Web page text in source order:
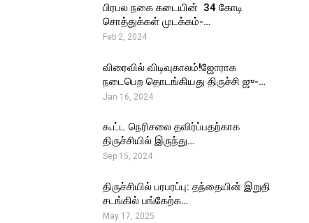
பிரபல நகை கடையின் ₹ 34 கோடி
சொத்துக்கள் முடக்கம்-…
Feb 2, 2024
விரைவில் விடிவுகாலம்!ஜோராக
நடைபெற தொடங்கியது திருச்சி ஜு-…
Jan 16, 2024
கூட்ட நெரிசலை தவிர்ப்பதற்காக
திருச்சியில் இருந்து…
Sep 15, 2024
திருச்சியில் பரபரப்பு: தந்தையின் இறுதி
சடங்கில் பங்கேற்க…
May 17, 2025